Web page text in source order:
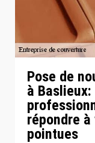
Pose de
à
répondre
pointues